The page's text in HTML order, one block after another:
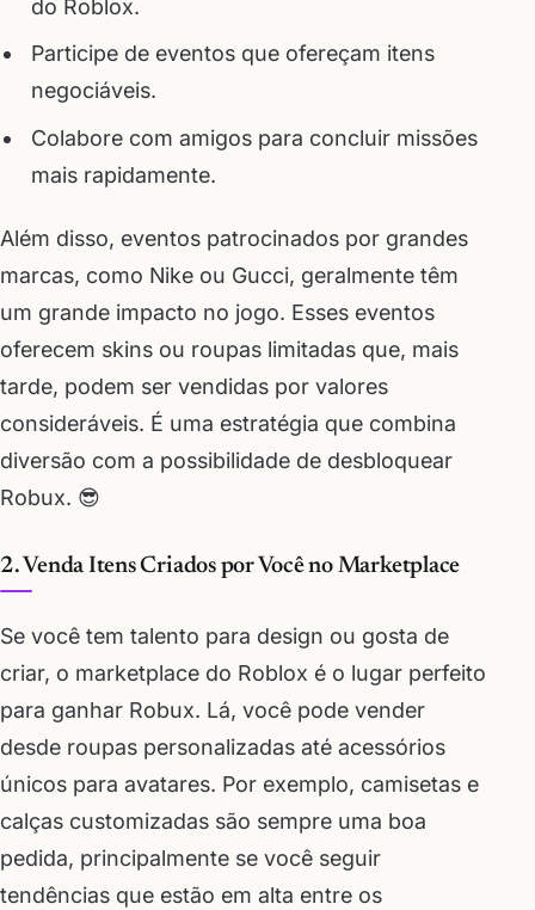
do Roblox.
Participe de eventos que ofereçam itens
negociáveis.
Colabore com amigos para concluir missões
mais rapidamente.
Além disso, eventos patrocinados por grandes
marcas, como Nike ou Gucci, geralmente têm
um grande impacto no jogo. Esses eventos
oferecem skins ou roupas limitadas que, mais
tarde, podem ser vendidas por valores
consideráveis. É uma estratégia que combina
diversão com a possibilidade de desbloquear
Robux. 😎
2. Venda Itens Criados por Você no Marketplace
Se você tem talento para design ou gosta de
criar, o marketplace do Roblox é o lugar perfeito
para ganhar Robux. Lá, você pode vender
desde roupas personalizadas até acessórios
únicos para avatares. Por exemplo, camisetas e
calças customizadas são sempre uma boa
pedida, principalmente se você seguir
tendências que estão em alta entre os